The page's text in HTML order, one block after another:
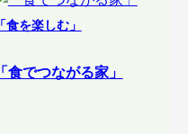
「食を楽しむ」
「食でつながる家」